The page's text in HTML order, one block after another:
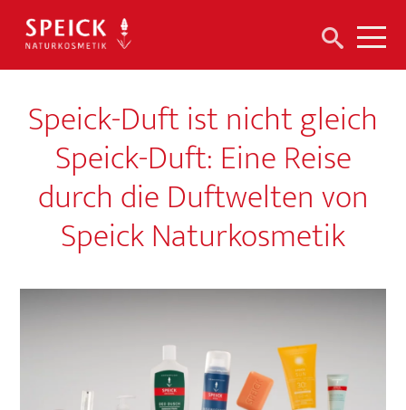
Suchen
Speick-Duft ist nicht gleich
Speick-Duft: Eine Reise
durch die Duftwelten von
Speick Naturkosmetik